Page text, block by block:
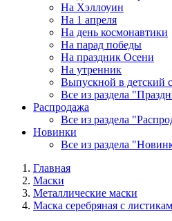
На Хэллоуин
На 1 апреля
На день космонавтики
На парад победы
На праздник Осени
На утренник
Выпускной в детский
Все из раздела
Распродажа
Все из раздела
Новинки
Все из раздела
Главная
Маски
Металлические маски
Маска серебряная с